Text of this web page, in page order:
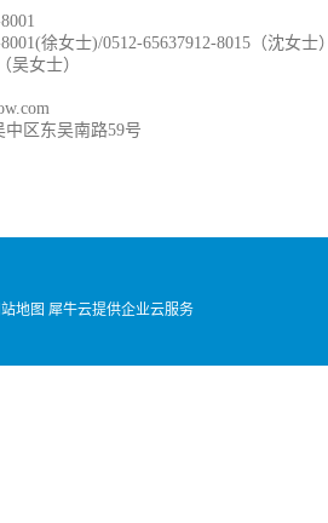
徐女士)/0512-65637912-8015（沈女士）
吴女士）
区东吴南路59号
地图 犀牛云提供企业云服务